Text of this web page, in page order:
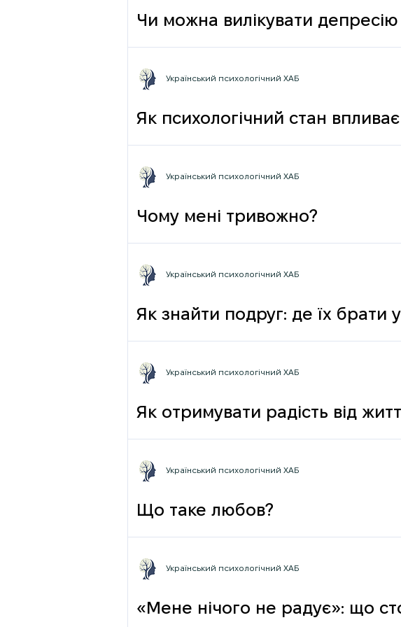
Чи можна вилікувати
Як психологічний стан впливає
Український психологічний ХАБ
Чому мені тривожно?
Український психологічний ХАБ
Як знайти подруг: де їх брати
Український психологічний ХАБ
Як отримувати радість від
Український психологічний ХАБ
Що таке любов?
Український психологічний ХАБ
«Мене нічого не радує»: що
Український психологічний ХАБ